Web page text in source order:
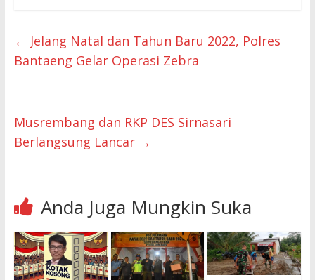
← Jelang Natal dan Tahun Baru 2022, Polres
Bantaeng Gelar Operasi Zebra
Musrembang dan RKP DES Sirnasari
Berlangsung Lancar →
Anda Juga Mungkin Suka